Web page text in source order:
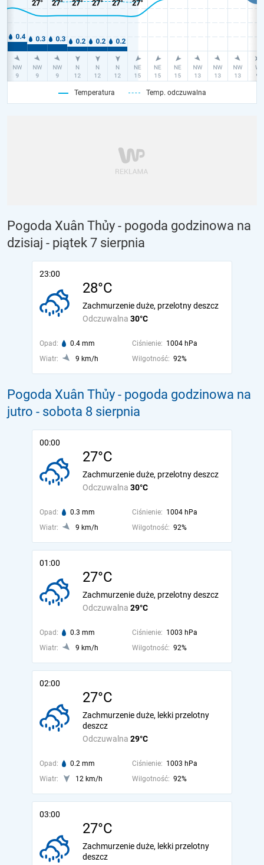
Temperatura Temp. odczuwalna
Pogoda Xuân Thủy - pogoda godzinowa na
dzisiaj - piątek 7 sierpnia
23:00
28°C
Odczuwalna 30°C
Zachmurzenie duże, przelotny deszcz
Opad: 0.4 mm Ciśnienie: 1004 hPa
Wiatr:
9 km/h Wilgotność: 92%
Pogoda Xuân Thủy - pogoda godzinowa na
jutro - sobota 8 sierpnia
00:00
27°C
Odczuwalna 30°C
Zachmurzenie duże, przelotny deszcz
Opad: 0.3 mm Ciśnienie: 1004 hPa
Wiatr:
9 km/h Wilgotność: 92%
01:00
27°C
Odczuwalna 29°C
Zachmurzenie duże, przelotny deszcz
Opad: 0.3 mm Ciśnienie: 1003 hPa
Wiatr:
9 km/h Wilgotność: 92%
02:00
27°C
Odczuwalna 29°C
Zachmurzenie duże, lekki przelotny
deszcz
Opad: 0.2 mm Ciśnienie: 1003 hPa
Wiatr:
12 km/h Wilgotność: 92%
03:00
27°C
Zachmurzenie duże, lekki przelotny
deszcz